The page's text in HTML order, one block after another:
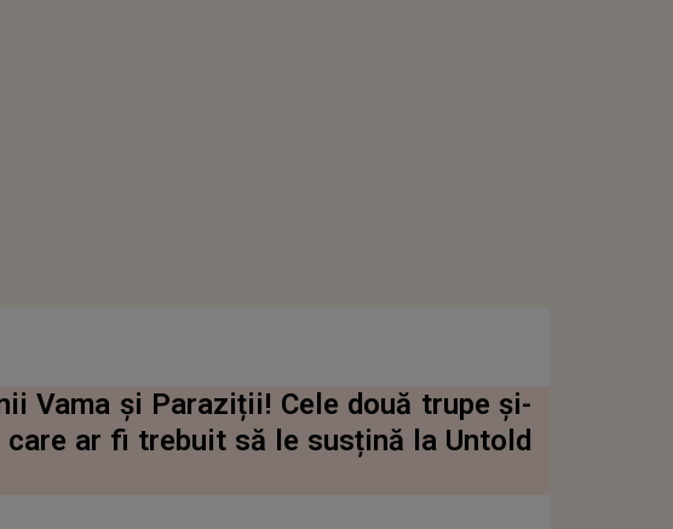
Vama și Paraziții! Cele două trupe și-
ar fi trebuit să le susțină la Untold